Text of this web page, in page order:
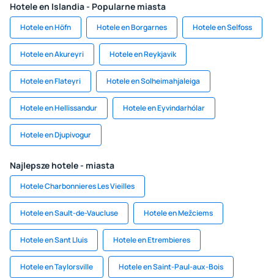
Hotele en Islandia - Popularne miasta
Hotele en Höfn Hotele en Borgarnes Hotele en Selfoss
Hotele en Akureyri Hotele en Reykjavik
Hotele en Flateyri Hotele en Solheimahjaleiga
Hotele en Hellissandur Hotele en Eyvindarhólar
Hotele en Djupivogur
Najlepsze hotele - miasta
Hotele Charbonnieres Les Vieilles
Hotele en Sault-de-Vaucluse Hotele en Mežciems
Hotele en Sant Lluis Hotele en Etrembieres
Hotele en Taylorsville Hotele en Saint-Paul-aux-Bois